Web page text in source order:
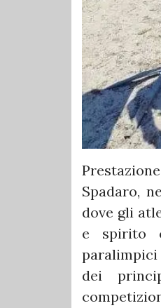
Spadaro,
dove gli
e spirito
dei